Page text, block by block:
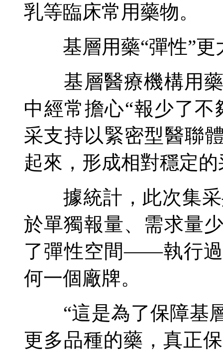
乳等臨床常用藥物。
基層用藥“彈性”
基層醫療機構用藥
中經常擔心“報少了不
采支持以緊密型醫聯
起來，形成相對穩定
據統計，此次集采
於單獨報量、需求量
了彈性空間——執行過
何一個廠牌。
“這是為了保障基層
更多品種的藥，真正